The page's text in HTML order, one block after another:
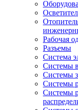
Рабочая
Разъемы
Система
Системы
Системы
Системы
Системы